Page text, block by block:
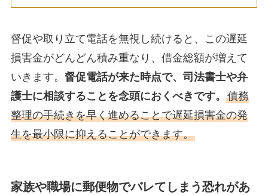
督促や取り立て電話を無視し続けると、この遅延
損害金がどんどん積み重なり、借金総額が増えて
いきます。 督促電話が来た時点で、司法書士や弁
護士に相談することを念頭におくべきです。 債務
整理の手続きを早く進めることで遅延損害金の発
生を最小限に抑えることができます。
家族や職場に郵便物でバレてしまう恐れがあ